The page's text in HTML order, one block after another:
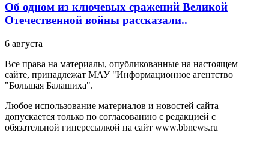
Об одном из ключевых сражений Великой
Отечественной войны рассказали..
6 августа
Все права на материалы, опубликованные на настоящем
сайте, принадлежат МАУ "Информационное агентство
"Большая Балашиха".
Любое использование материалов и новостей сайта
допускается только по согласованию с редакцией с
обязательной гиперссылкой на сайт www.bbnews.ru